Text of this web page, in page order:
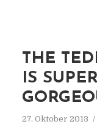
THE
IS
27. Oktober 2013